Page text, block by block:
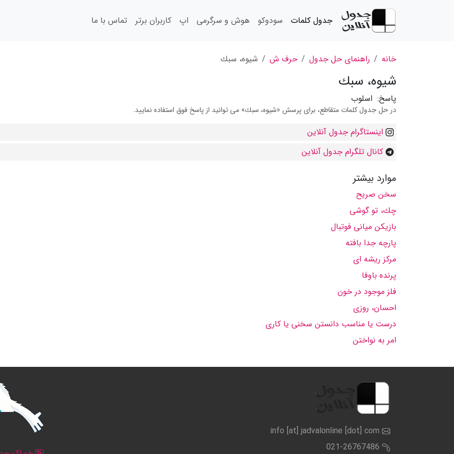
جدول کلمات سودوکو هوش و سرگرمی اپ کاربران برتر تماس با ما
خانه راهنمای حل جدول حرف ش شیوه، سبك
شیوه، سبك
پاسخ: اسلوب
در حل جدول کلمات متقاطع، برای پرسش «شیوه، سبك» می توانید از پاسخ فوق استفاده نمایید.
اینستاگرام جدول آنلاین
کانال تلگرام جدول آنلاین
موارد بیشتر
سخن صریح
چك، تو گوشی
بازیكن میانی فوتبال
پارچه جدا بافته
مركز ریشه ای
پرنده باوفا
فلز موجود در خون
احسان، روزی
درست یا مناسب دانستن سخنی یا كاری
امر به نواختن
info [at] jadvalonline [dot] com
021-26767486